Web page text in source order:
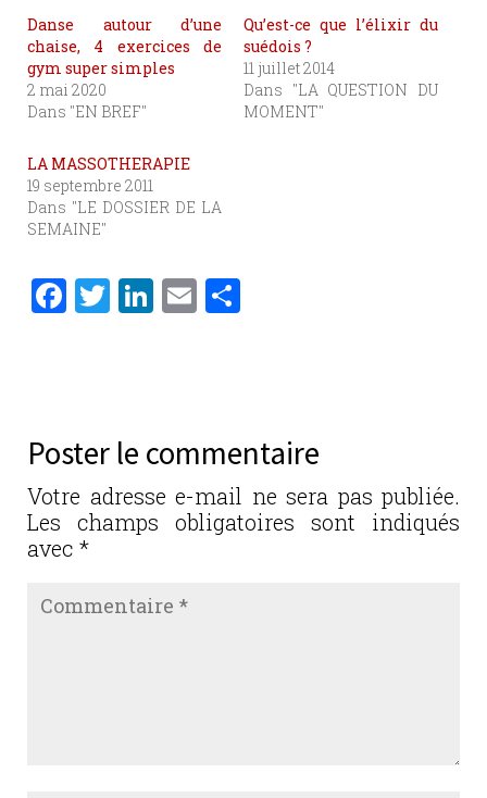
Danse autour d’une
chaise, 4 exercices de
gym super simples
2 mai 2020
Dans "EN BREF"
Qu’est-ce que l’élixir du
suédois ?
11 juillet 2014
Dans "LA QUESTION DU
MOMENT"
LA MASSOTHERAPIE
19 septembre 2011
Dans "LE DOSSIER DE LA
SEMAINE"
F
b
o
o
k
T
r
Li
n
E
er
Poster le commentaire
Votre adresse e-mail ne sera pas publiée.
Les champs obligatoires sont indiqués
avec *